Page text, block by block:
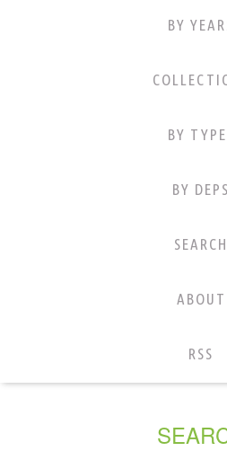
BY
BY
BY DEPS
SEARCH
ABOUT
RSS